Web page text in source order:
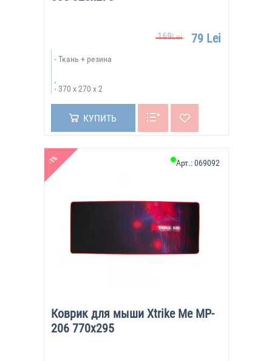
169Lei 79 Lei
Ткань + резина
370 х 270 х 2
КУПИТЬ
-1%
Коврик для мыши Xtrike Me MP-
206 770x295
Арт.:069092